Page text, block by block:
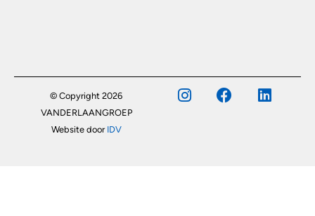
© Copyright 2026
VANDERLAANGROEP
Website door IDV